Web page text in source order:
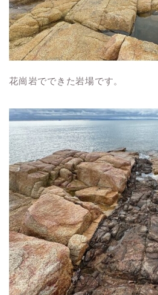
花崗岩でできた岩場です。